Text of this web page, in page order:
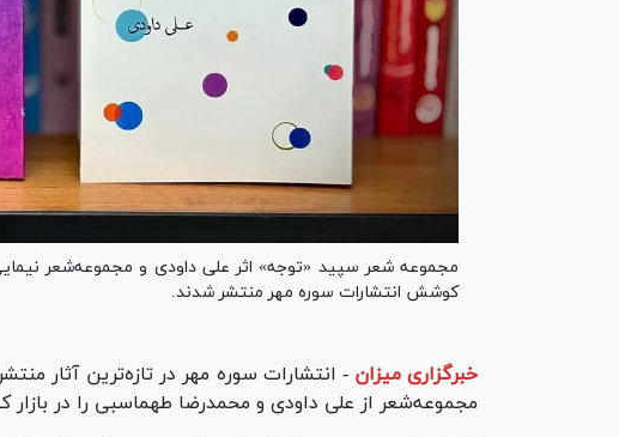
مجموعه‌ شعر سپید «توجه» اثر علی داودی و مجموعه‌شعر
کوشش انتشارات سوره مهر منتشر شدند.
خبرگزاری میزان - انتشارات سوره مهر در تازه‌ترین آثار
مجموعه‌شعر از علی داودی و محمدرضا طهماسبی را در